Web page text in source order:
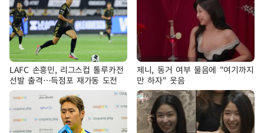
LAFC 손흥민, 리그스컵 톨루카전
선발 출격…득점포 재가동 도전
제니, 동거 여부 물음에 "여기까지
만 하자" 웃음